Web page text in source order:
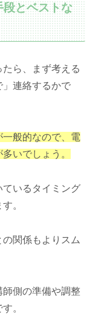
段とベストな
ら、まず考える
連絡するかで
般的なので、電
いでしょう。
いるタイミング
。
関係もよりスム
側の準備や調整
。